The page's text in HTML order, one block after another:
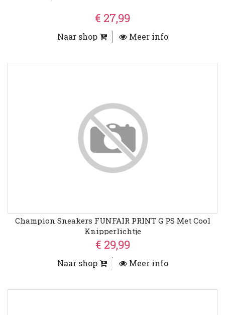
€ 27,99
Naar shop Meer info
Champion Sneakers FUNFAIR PRINT G PS Met Cool
Knipperlichtje
€ 29,99
Naar shop Meer info